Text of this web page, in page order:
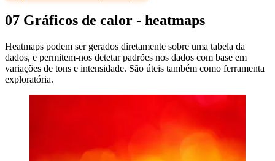
07 Gráficos de calor - heatmaps
Heatmaps podem ser gerados diretamente sobre uma tabela da
dados, e permitem-nos detetar padrões nos dados com base em
variações de tons e intensidade. São úteis também como ferramenta
exploratória.